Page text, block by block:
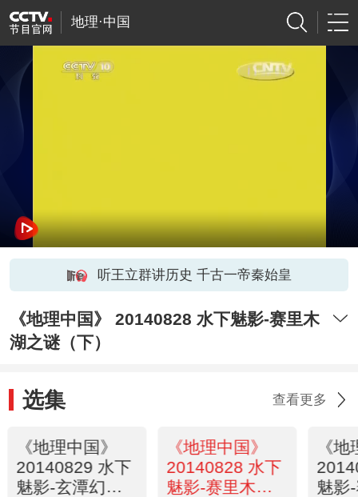
地理·中国
听王立群讲历史 千古一帝秦始皇
《地理中国》 20140828 水下魅影-赛里木
湖之谜（下）
选集 查看更多
《地理中国》
20140829 水下
魅影-玄潭幻象
《地理中国》
20140828 水下
魅影-赛里木湖
《
魅影